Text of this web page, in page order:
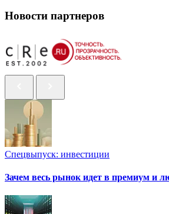
Новости партнеров
Спецвыпуск: инвестиции
Зачем весь рынок идет в премиум и